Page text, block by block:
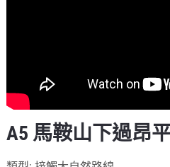
A5 馬鞍山下過昂